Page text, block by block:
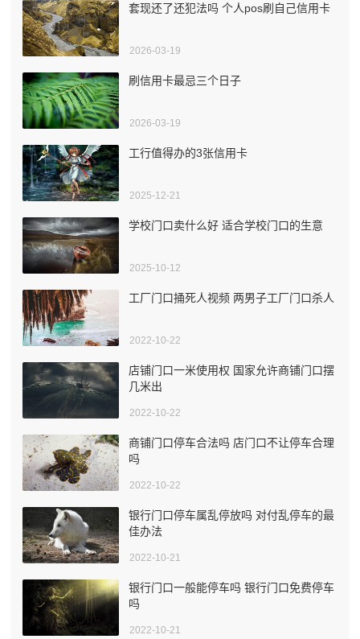
套现还了还犯法吗 个人pos刷自己信用卡
2026-03-19
刷信用卡最忌三个日子
2026-03-19
工行值得办的3张信用卡
2025-12-21
学校门口卖什么好 适合学校门口的生意
2025-10-12
工厂门口捅死人视频 两男子工厂门口杀人
2022-10-22
店铺门口一米使用权 国家允许商铺门口摆
几米出
2022-10-22
商铺门口停车合法吗 店门口不让停车合理
吗
2022-10-22
银行门口停车属乱停放吗 对付乱停车的最
佳办法
2022-10-21
银行门口一般能停车吗 银行门口免费停车
吗
2022-10-21